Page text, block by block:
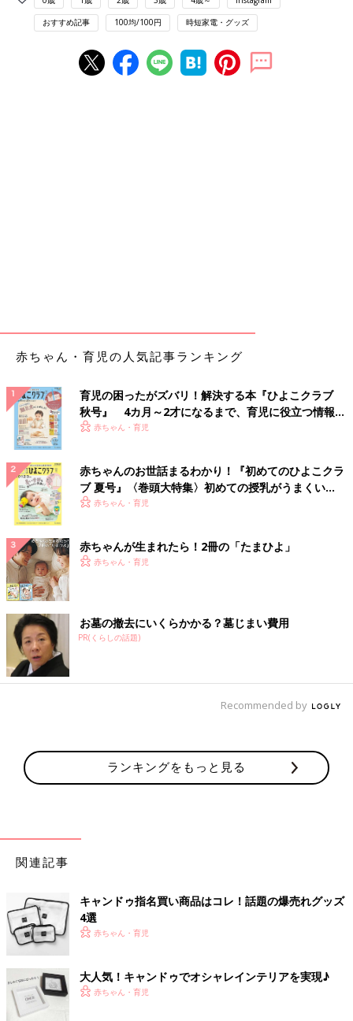
出典：Instagramアカウント「/rakuda37」
生地もしっかりしていて良い感じなんだとか。ティッシュケース
にかぶせるだけでお部屋が素敵な雰囲気になりますね♪
出典：Instagramアカウント「chelucy_my_home」
玄関やベッド下に置くのにぴったりなコットンマットを購入した
chelucy_my_homeさん。「子ども部屋に置いても可愛い♪」とお
気に入りのようです。どのお部屋で使っても馴染みやすいシンプ
ルさが良いですね！
シンプル大人なお部屋作りに。モノトーンクッショ
ンカバー
出典：Instagramアカウント「miya.s.room」
miyaさんは色違いのクッションカバーをゲット。シンプルで大
人な雰囲気のお部屋作りにもぴったりのデザインです！
洗ったあとも便利なランドリーネット
おすすめ記事 100均/100円 時短家電・グッズ
赤ちゃん・育児の人気記事ランキング
育児の困ったがズバリ！解決する本『ひよこクラブ
秋号』 4カ月～2才になるまで、育児に役立つ情報が
いっぱい！
赤ちゃん・育児
赤ちゃんのお世話まるわかり！『初めてのひよこクラ
ブ 夏号』〈巻頭大特集〉初めての授乳がうまくい
く！ おっぱい・ミルクの基本と夏のトラブル 解決テ
赤ちゃん・育児
赤ちゃんが生まれたら！2冊の「たまひよ」
赤ちゃん・育児
お墓の撤去にいくらかかる？墓じまい費用
PR(くらしの話題)
Recommended by
ランキングをもっと見る
関連記事
キャンドゥ指名買い商品はコレ！話題の爆売れグッズ
4選
赤ちゃん・育児
大人気！キャンドゥでオシャレインテリアを実現♪
赤ちゃん・育児